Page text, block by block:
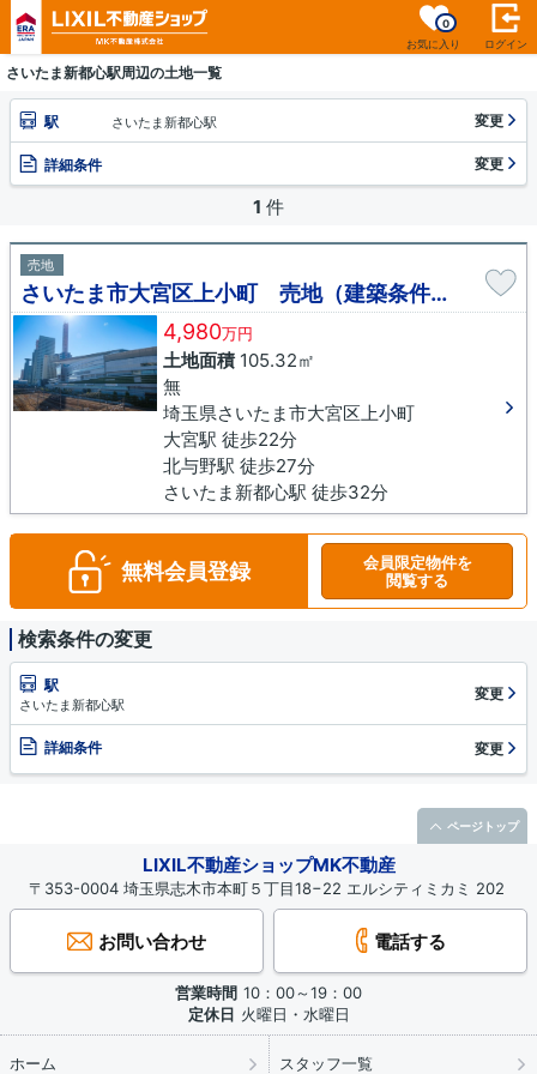
お気に入り
0
ログイン
さいたま新都心駅周辺の土地一覧
駅 さいたま新都心駅 変更
詳細条件 変更
1 件
売地
さいたま市大宮区上小町 売地（建築条件無し）
4,980万円
土地面積105.32㎡
無
埼玉県さいたま市大宮区上小町
大宮駅 徒歩22分
北与野駅 徒歩27分
さいたま新都心駅 徒歩32分
無料会員登録
会員限定物件を
閲覧する
検索条件の変更
駅
さいたま新都心駅
変更
詳細条件 変更
LIXIL不動産ショップMK不動産
〒353-0004 埼玉県志木市本町５丁目18−22 エルシティミカミ 202
お問い合わせ 電話する
営業時間 10：00～19：00
定休日 火曜日・水曜日
ホーム スタッフ一覧
ページトップ